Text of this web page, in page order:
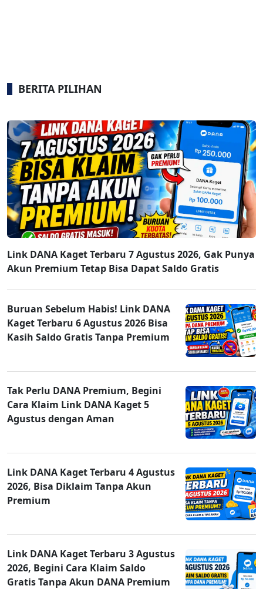
BERITA PILIHAN
Link DANA Kaget Terbaru 7 Agustus 2026, Gak Punya
Akun Premium Tetap Bisa Dapat Saldo Gratis
Buruan Sebelum Habis! Link DANA
Kaget Terbaru 6 Agustus 2026 Bisa
Kasih Saldo Gratis Tanpa Premium
Tak Perlu DANA Premium, Begini
Cara Klaim Link DANA Kaget 5
Agustus dengan Aman
Link DANA Kaget Terbaru 4 Agustus
2026, Bisa Diklaim Tanpa Akun
Premium
Link DANA Kaget Terbaru 3 Agustus
2026, Begini Cara Klaim Saldo
Gratis Tanpa Akun DANA Premium